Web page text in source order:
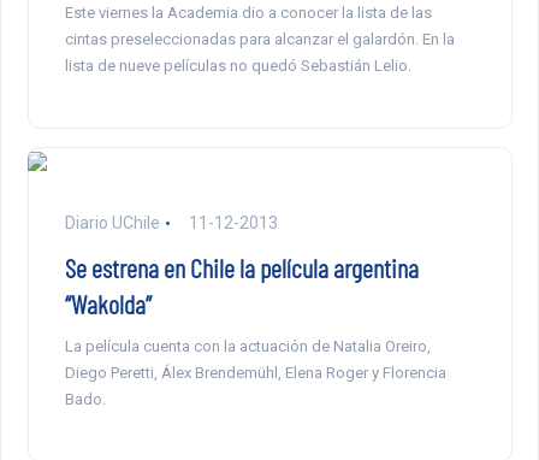
Este viernes la Academia dio a conocer la lista de las
cintas preseleccionadas para alcanzar el galardón. En la
lista de nueve películas no quedó Sebastián Lelio.
Diario UChile 11-12-2013
Se estrena en Chile la película argentina
“Wakolda”
La película cuenta con la actuación de Natalia Oreiro,
Diego Peretti, Álex Brendemühl, Elena Roger y Florencia
Bado.